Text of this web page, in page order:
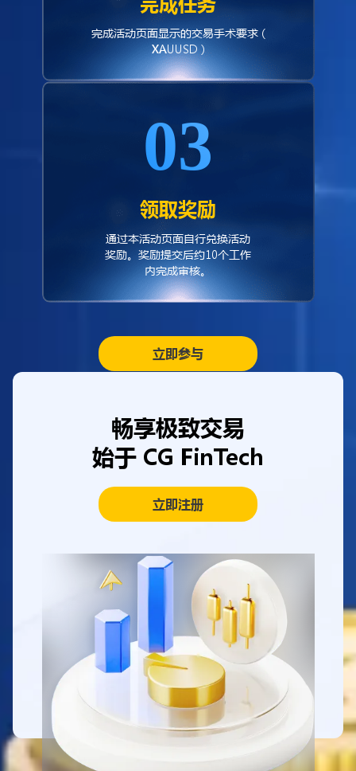
完成活动页面显示的交易手术要求 (
XAUUSD )
03
领取奖励
通过本活动页面自行兑换活动
奖励。奖励提交后约10个工作
内完成审核。
立即参与
畅享极致交易
始于 CG FinTech
立即注册